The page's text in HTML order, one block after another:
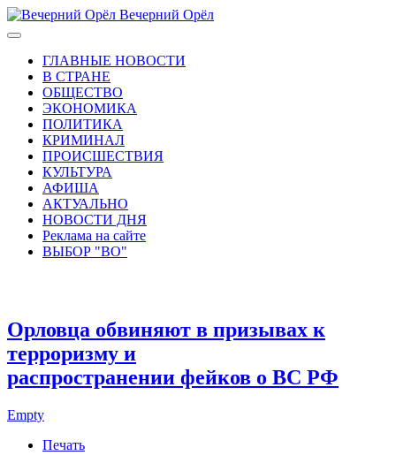
Вечерний Орёл
ГЛАВНЫЕ НОВОСТИ
В СТРАНЕ
ОБЩЕСТВО
ЭКОНОМИКА
ПОЛИТИКА
КРИМИНАЛ
ПРОИСШЕСТВИЯ
КУЛЬТУРА
АФИША
АКТУАЛЬНО
НОВОСТИ ДНЯ
Реклама на сайте
ВЫБОР "ВО"
Орловца обвиняют в призывах к
терроризму и
распространении фейков о ВС РФ
Empty
Печать